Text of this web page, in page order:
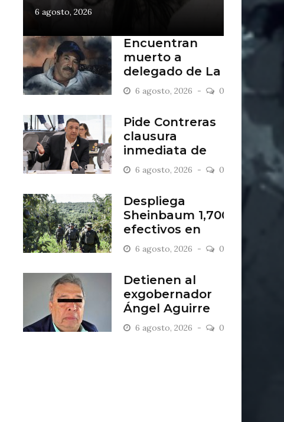
6 agosto, 2026
Encuentran
muerto a
delegado de La
Sandía
6 agosto, 2026 0
Pide Contreras
clausura
inmediata de
escombrera “Los
Lopez”
6 agosto, 2026 0
Despliega
Sheinbaum 1,700
efectivos en
zona aguacatera
6 agosto, 2026 0
Detienen al
exgobernador
Ángel Aguirre
por caso
Ayotzinapa
6 agosto, 2026 0